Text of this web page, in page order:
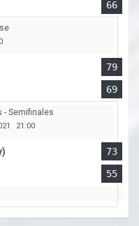
66
79
69
- Semifinales
21:00
73
55